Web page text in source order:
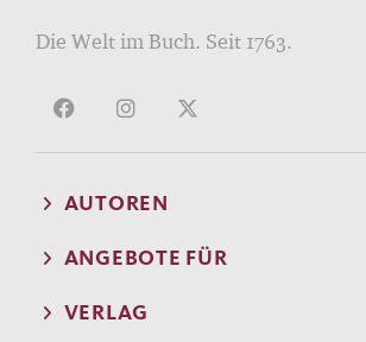
Die Welt im Buch. Seit 1763.
AUTOREN
ANGEBOTE FÜR
VERLAG